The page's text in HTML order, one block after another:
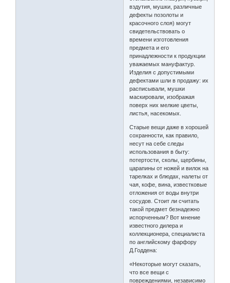
вздутия, мушки, различные
дефекты позолоты и
красочного слоя) могут
свидетельствовать о
времени изготовления
предмета и его
принадлежности к продукции
уважаемых мануфактур.
Изделия с допустимыми
дефектами шли в продажу: их
расписывали, мушки
маскировали, изображая
поверх них мелкие цветы,
листья, насекомых.
Старые вещи даже в хорошей
сохранности, как правило,
несут на себе следы
использования в быту:
потертости, сколы, щербины,
царапины от ножей и вилок на
тарелках и блюдах, налеты от
чая, кофе, вина, известковые
отложения от воды внутри
сосудов. Стоит ли считать
такой предмет безнадежно
испорченным? Вот мнение
известного дилера и
коллекционера, специалиста
по английскому фарфору
Д.Годдена:
«Некоторые могут сказать,
что все вещи с
повреждениями, независимо